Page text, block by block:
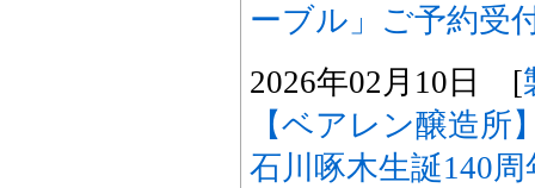
ーブル」ご予約受
2026年02月10日 [
【ベアレン醸造所
石川啄木生誕140